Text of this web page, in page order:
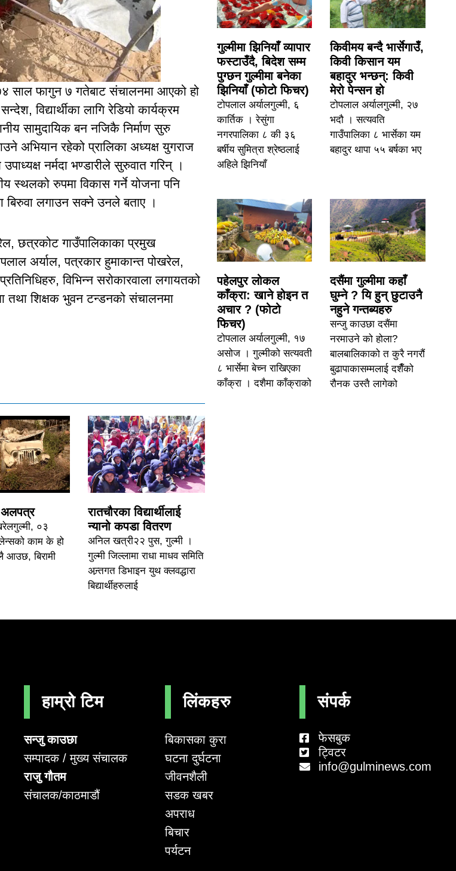
साल फागुन ७ गतेबाट संचालनमा आएको हो
विद्यार्थीका लागि रेडियो कार्यक्रम
सामुदायिक बन नजिकै निर्माण सुरु
अभियान रहेको प्रालिका अध्यक्ष युगराज
नर्मदा भण्डारीले सुरुवात गरिन् ।
स्थलको रुपमा विकास गर्ने योजना पनि
बिरुवा लगाउन सक्ने उनले बताए ।
छत्रकोट गाउँपालिकाका प्रमुख
अर्याल, पत्रकार हुमाकान्त पोखरेल,
विभिन्न सरोकारवाला लगायतको
तथा शिक्षक भुवन टन्डनको संचालनमा
अलपत्र
०३
काम के हो
आउछ, बिरामी
रातचौरका विद्यार्थीलाई
न्यानो कपडा वितरण
अनिल खत्री२२ पुस, गुल्मी ।
गुल्मी जिल्लामा राधा माधव समिति
अन्र्तगत डिभाइन युथ क्लवद्धारा
बिद्यार्थीहरुलाई
गुल्मीमा झिनियाँ व्यापार
फस्टाउँदै, बिदेश सम्म
पुग्छन गुल्मीमा बनेका
झिनियाँ (फोटो फिचर)
टोपलाल अर्यालगुल्मी, ६
कार्तिक । रेसुंगा
नगरपालिका ८ की ३६
बर्षीय सुमित्रा श्रेष्ठलाई
अहिले झिनियाँ
किवीमय बन्दै भार्सेगाउँ,
किवी किसान यम
बहादुर भन्छन्: किवी
मेरो पेन्सन हो
टोपलाल अर्यालगुल्मी, २७
भदौ । सत्यवति
गाउँपालिका ८ भार्सेका यम
बहादुर थापा ५५ बर्षका भए
पहेलपुर लोकल
काँक्रा: खाने होइन त
अचार ? (फोटो
फिचर)
टोपलाल अर्यालगुल्मी, १७
असोज । गुल्मीको सत्यवती
८ भार्सेमा बेच्न राखिएका
काँक्रा । दशैमा काँक्राको
दसैंमा गुल्मीमा कहाँ
घुम्ने ? यि हुन् छुटाउनै
नहुने गन्तब्यहरु
सन्जु काउछा दसैंमा
नरमाउने को होला?
बालबालिकाको त कुरै नगरौं
बुढापाकासम्मलाई दशैँको
रौनक उस्तै लागेको
हाम्रो टिम
सन्जु काउछा
सम्पादक / मुख्य संचालक
राजु गौतम
संचालक/काठमाडौं
लिंकहरु
बिकासका कुरा
घटना दुर्घटना
जीवनशैली
सडक खबर
अपराध
बिचार
पर्यटन
संपर्क
फेसबुक
ट्विटर
info@gulminews.com